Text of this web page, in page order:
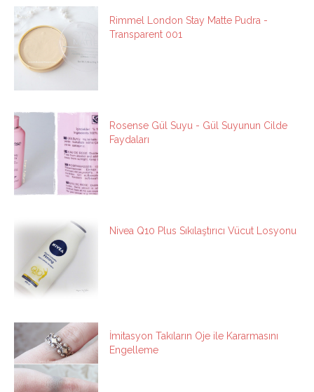
Rimmel London Stay Matte Pudra -
Transparent 001
Rosense Gül Suyu - Gül Suyunun Cilde
Faydaları
Nivea Q10 Plus Sıkılaştırıcı Vücut Losyonu
İmitasyon Takıların Oje ile Kararmasını
Engelleme